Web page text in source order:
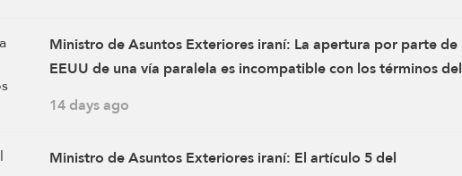
Ministro de Asuntos Exteriores iraní: La apertura por parte de
EEUU de una vía paralela es incompatible con los términos del
Memorando de Entendimiento
14 days ago
Ministro de Asuntos Exteriores iraní: El artículo 5 del